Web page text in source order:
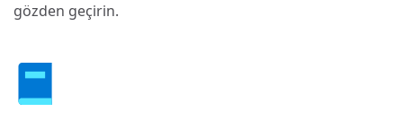
gözden geçirin.